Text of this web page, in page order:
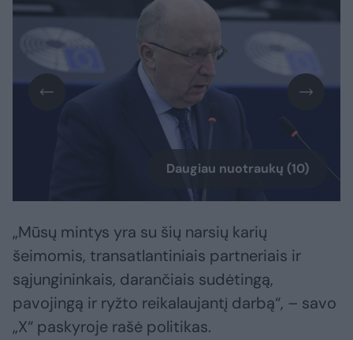
Daugiau nuotraukų (10)
„Mūsų mintys yra su šių narsių karių
šeimomis, transatlantiniais partneriais ir
sąjungininkais, darančiais sudėtingą,
pavojingą ir ryžto reikalaujantį darbą“, – savo
„X“ paskyroje rašė politikas.